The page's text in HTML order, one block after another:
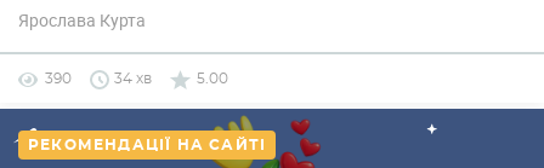
Ярослава Курта
390 34 хв 5.00
РЕКОМЕНДАЦІЇ НА САЙТІ